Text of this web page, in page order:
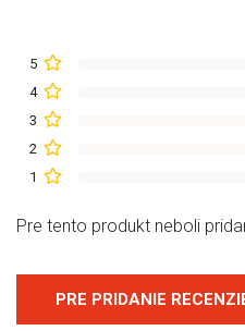
5
4
3
2
1
Pre tento produkt neboli
PRE PRIDANIE